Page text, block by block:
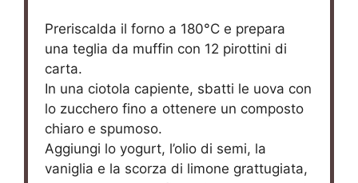
Preriscalda il forno a 180°C e prepara
una teglia da muffin con 12 pirottini di
carta.
In una ciotola capiente, sbatti le uova con
lo zucchero fino a ottenere un composto
chiaro e spumoso.
Aggiungi lo yogurt, l’olio di semi, la
vaniglia e la scorza di limone grattugiata,